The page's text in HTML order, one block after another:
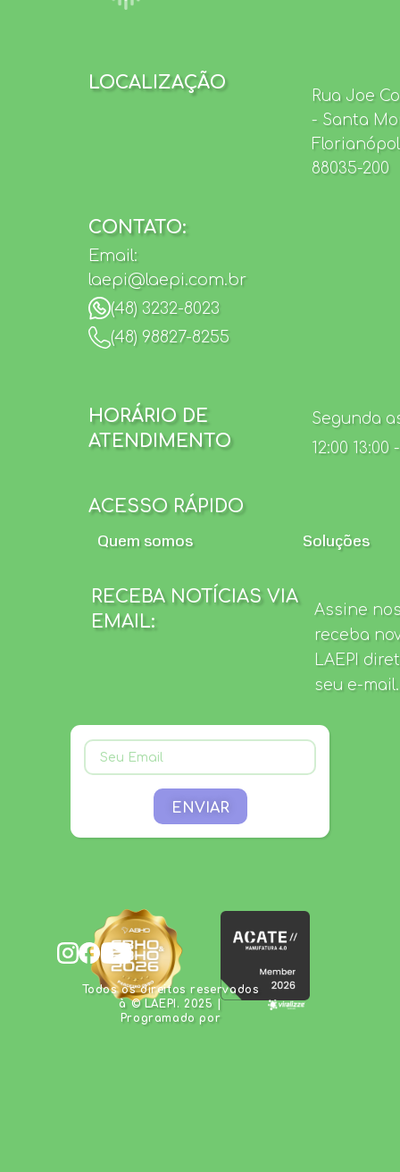
LOCALIZAÇÃO
Rua Joe
- Santa
88035-200
CONTATO:
Email:
laepi@laepi.com.br
(48) 3232-8023
(48) 98827-8255
HORÁRIO DE
ATENDIMENTO
Segunda
12:00 13:00
ACESSO RÁPIDO
Quem somos Soluções
RECEBA NOTÍCIAS VIA
EMAIL:
Assine
receba
LAEPI
seu e-mail.
ENVIAR
Todos os direitos reservados
à © LAEPI. 2025 |
Programado por